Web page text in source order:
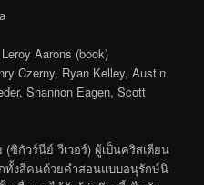
Aarons (book)
Czerny, Ryan Kelley, Austin
Shannon Eagen, Scott
ซิกัวร์นีย์ วีเวอร์) ผู้เป็นคริสเตียน
ทั้งสี่คนด้วยคำสอนแบบอนุรักษ์นิ